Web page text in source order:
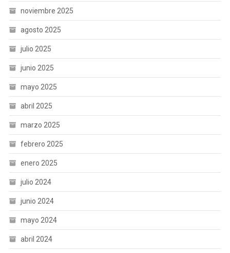
noviembre 2025
agosto 2025
julio 2025
junio 2025
mayo 2025
abril 2025
marzo 2025
febrero 2025
enero 2025
julio 2024
junio 2024
mayo 2024
abril 2024